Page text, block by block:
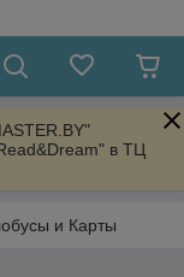
в ТЦ
и Карты